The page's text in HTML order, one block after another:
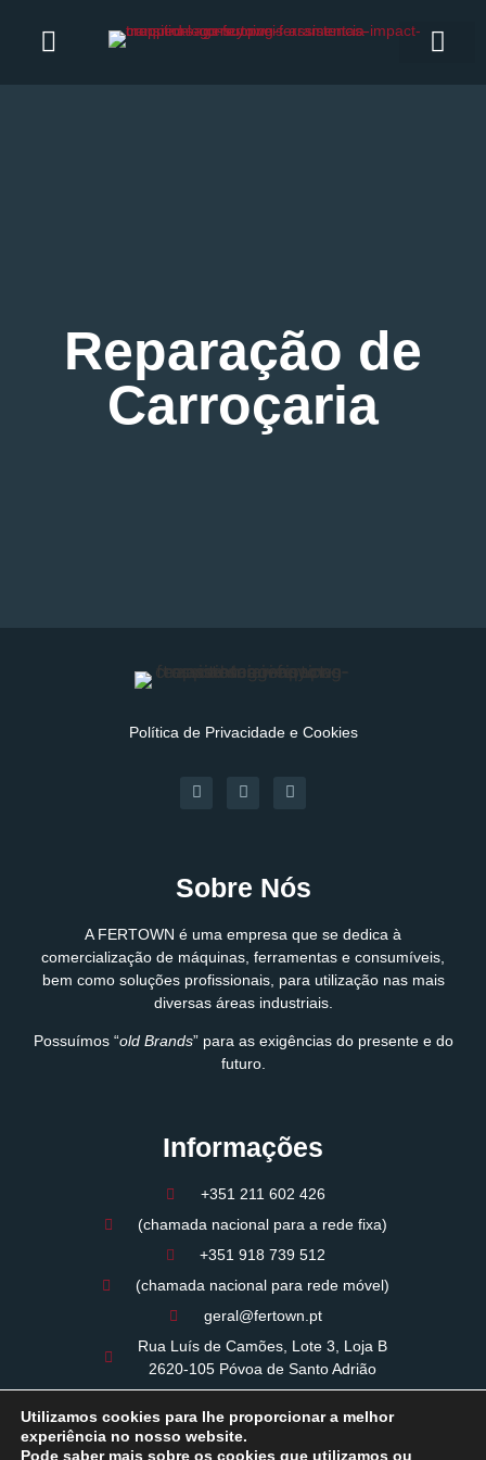
Reparação de
Carroçaria
Política de Privacidade e Cookies
Sobre Nós
A FERTOWN é uma empresa que se dedica à
comercialização de máquinas, ferramentas e consumíveis,
bem como soluções profissionais, para utilização nas mais
diversas áreas industriais.
Possuímos “old Brands” para as exigências do presente e do
futuro.
Informações
+351 211 602 426
(chamada nacional para a rede fixa)
+351 918 739 512
(chamada nacional para rede móvel)
geral@fertown.pt
Rua Luís de Camões, Lote 3, Loja B
2620-105 Póvoa de Santo Adrião
Período de almoço: 12:30 / 14:00
Utilizamos cookies para lhe proporcionar a melhor
experiência no nosso website.
Pode saber mais sobre os cookies que utilizamos ou